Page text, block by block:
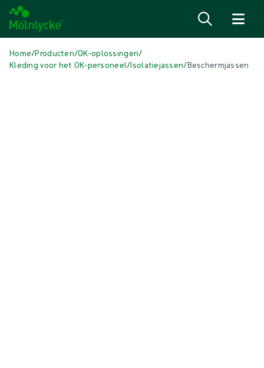
Home/Producten/OK-oplossingen/
Kleding voor het OK-personeel/Isolatiejassen/Beschermjassen